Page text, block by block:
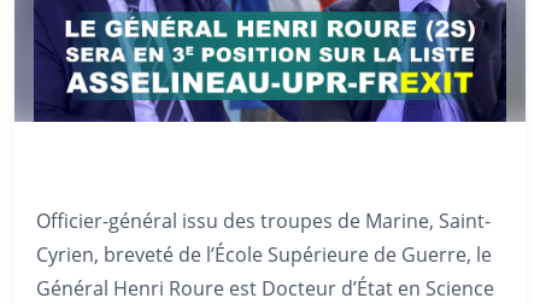
Officier-général issu des troupes de Marine, Saint-
Cyrien, breveté de l’École Supérieure de Guerre, le
Général Henri Roure est Docteur d’État en Science